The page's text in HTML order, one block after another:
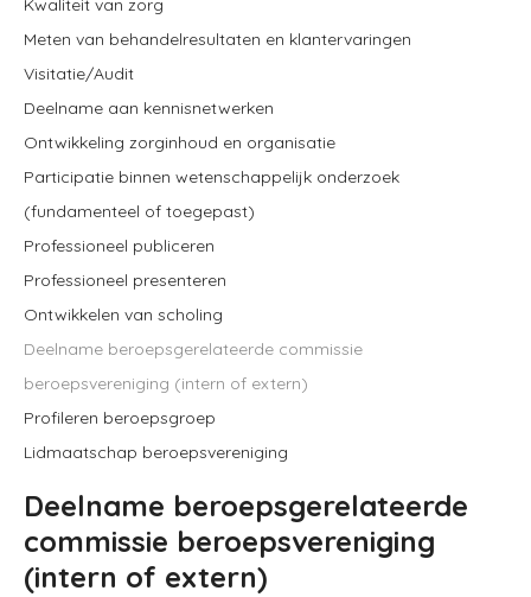
Kwaliteit van zorg
Meten van behandelresultaten en klantervaringen
Visitatie/Audit
Deelname aan kennisnetwerken
Ontwikkeling zorginhoud en organisatie
Participatie binnen wetenschappelijk onderzoek
(fundamenteel of toegepast)
Professioneel publiceren
Professioneel presenteren
Ontwikkelen van scholing
Deelname beroepsgerelateerde commissie
beroepsvereniging (intern of extern)
Profileren beroepsgroep
Lidmaatschap beroepsvereniging
Deelname beroepsgerelateerde
commissie beroepsvereniging
(intern of extern)